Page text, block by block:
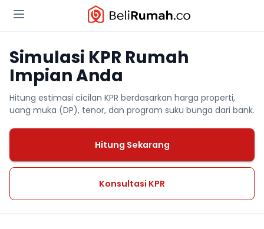
Simulasi KPR Rumah
Impian Anda
Hitung estimasi cicilan KPR berdasarkan harga properti,
uang muka (DP), tenor, dan program suku bunga dari bank.
Hitung Sekarang
Konsultasi KPR